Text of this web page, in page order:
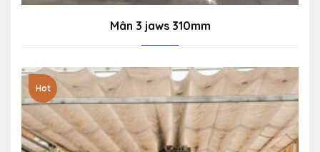
Mân 3 jaws 310mm
Hot